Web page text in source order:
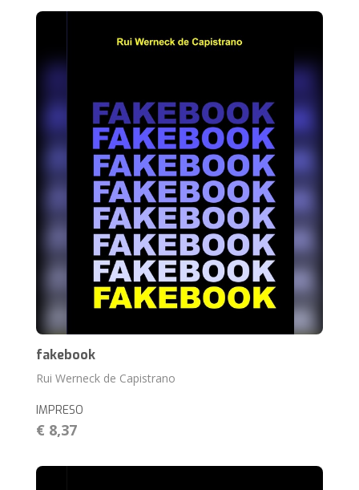
fakebook
Rui Werneck de Capistrano
IMPRESO
€ 8,37